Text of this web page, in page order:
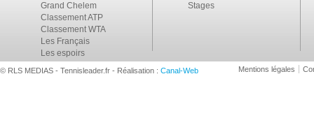
Grand Chelem
Classement ATP
Classement WTA
Les Français
Les espoirs
Stages
© RLS MEDIAS - Tennisleader.fr - Réalisation : Canal-Web Mentions légales